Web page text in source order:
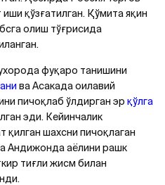
қўзғатилган. Қўмита яқин
олиш тўғрисида
фуқаро танишини
ва Aсакада оилавий
пичоқлаб ўлдирган эр қўлга
эди. Кейинчалик
қилган шахсни пичоқлаган
Aндижонда аёлини рашк
тиғли жисм билан